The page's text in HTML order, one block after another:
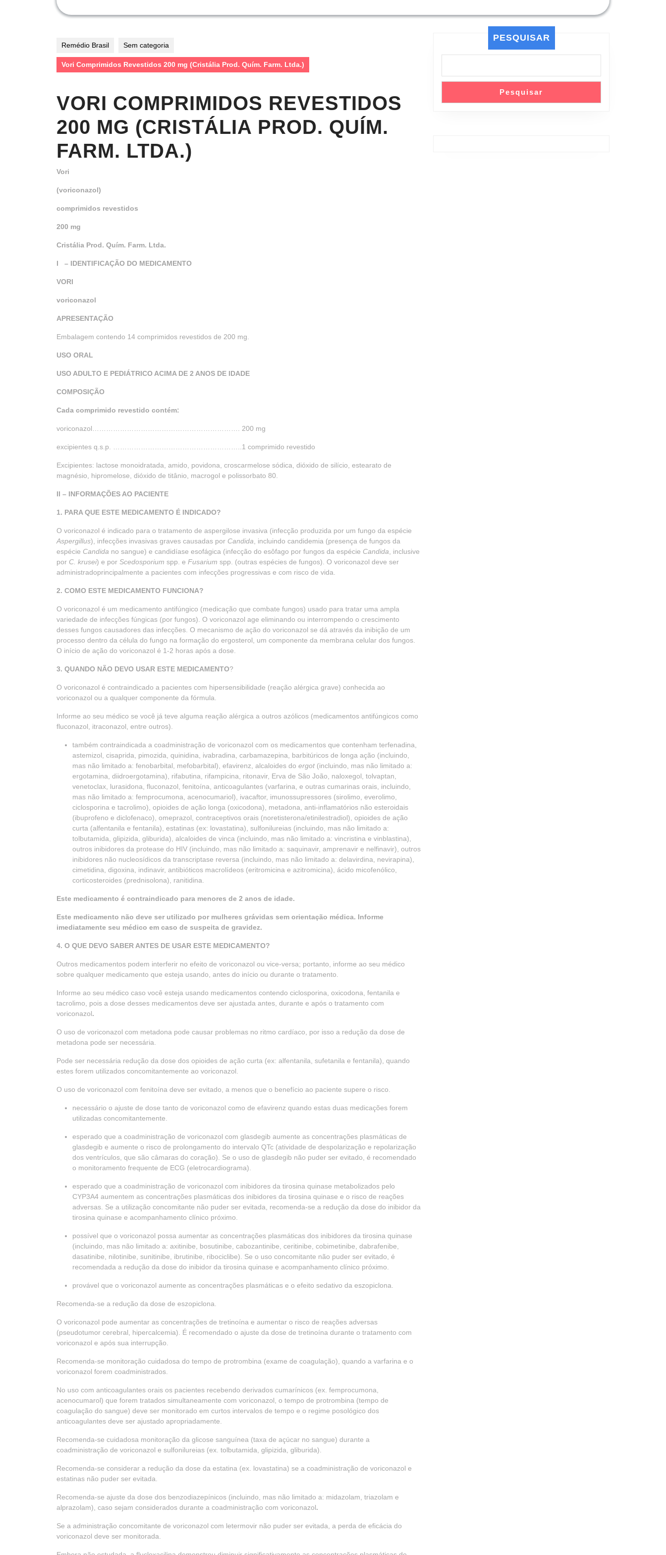
Remédio Brasil Sem categoria
Vori Comprimidos Revestidos 200 mg (Cristália Prod. Quím. Farm. Ltda.)
VORI COMPRIMIDOS REVESTIDOS
200 MG (CRISTÁLIA PROD. QUÍM.
FARM. LTDA.)
Vori
(voriconazol)
comprimidos revestidos
200 mg
Cristália Prod. Quím. Farm. Ltda.
I – IDENTIFICAÇÃO DO MEDICAMENTO
VORI
voriconazol
APRESENTAÇÃO
Embalagem contendo 14 comprimidos revestidos de 200 mg.
USO ORAL
USO ADULTO E PEDIÁTRICO ACIMA DE 2 ANOS DE IDADE
COMPOSIÇÃO
Cada comprimido revestido contém:
voriconazol………………………………………………………. 200 mg
excipientes q.s.p. ………………………………………………..1 comprimido revestido
Excipientes: lactose monoidratada, amido, povidona, croscarmelose sódica, dióxido de silício, estearato de
magnésio, hipromelose, dióxido de titânio, macrogol e polissorbato 80.
II – INFORMAÇÕES AO PACIENTE
1. PARA QUE ESTE MEDICAMENTO É INDICADO?
O voriconazol é indicado para o tratamento de aspergilose invasiva (infecção produzida por um fungo da espécie
Aspergillus), infecções invasivas graves causadas por Candida , incluindo candidemia (presença de fungos da
espécie Candida no sangue) e candidíase esofágica (infecção do esôfago por fungos da espécie Candida , inclusive
por C. krusei) e por Scedosporium spp. e Fusarium spp. (outras espécies de fungos). O voriconazol deve ser
administradoprincipalmente a pacientes com infecções progressivas e com risco de vida.
2. COMO ESTE MEDICAMENTO FUNCIONA?
O voriconazol é um medicamento antifúngico (medicação que combate fungos) usado para tratar uma ampla
variedade de infecções fúngicas (por fungos). O voriconazol age eliminando ou interrompendo o crescimento
desses fungos causadores das infecções. O mecanismo de ação do voriconazol se dá através da inibição de um
processo dentro da célula do fungo na formação do ergosterol, um componente da membrana celular dos fungos.
O início de ação do voriconazol é 1-2 horas após a dose.
3. QUANDO NÃO DEVO USAR ESTE MEDICAMENTO?
O voriconazol é contraindicado a pacientes com hipersensibilidade (reação alérgica grave) conhecida ao
voriconazol ou a qualquer componente da fórmula.
Informe ao seu médico se você já teve alguma reação alérgica a outros azólicos (medicamentos antifúngicos como
fluconazol, itraconazol, entre outros).
também contraindicada a coadministração de voriconazol com os medicamentos que contenham terfenadina,
astemizol, cisaprida, pimozida, quinidina, ivabradina, carbamazepina, barbitúricos de longa ação (incluindo,
mas não limitado a: fenobarbital, mefobarbital), efavirenz, alcaloides do ergot (incluindo, mas não limitado a:
ergotamina, diidroergotamina), rifabutina, rifampicina, ritonavir, Erva de São João, naloxegol, tolvaptan,
venetoclax, lurasidona, fluconazol, fenitoína, anticoagulantes (varfarina, e outras cumarinas orais, incluindo,
mas não limitado a: femprocumona, acenocumariol), ivacaftor, imunossupressores (sirolimo, everolimo,
ciclosporina e tacrolimo), opioides de ação longa (oxicodona), metadona, anti-inflamatórios não esteroidais
(ibuprofeno e diclofenaco), omeprazol, contraceptivos orais (noretisterona/etinilestradiol), opioides de ação
curta (alfentanila e fentanila), estatinas (ex: lovastatina), sulfonilureias (incluindo, mas não limitado a:
tolbutamida, glipizida, gliburida), alcaloides de vinca (incluindo, mas não limitado a: vincristina e vinblastina),
outros inibidores da protease do HIV (incluindo, mas não limitado a: saquinavir, amprenavir e nelfinavir), outros
inibidores não nucleosídicos da transcriptase reversa (incluindo, mas não limitado a: delavirdina, nevirapina),
cimetidina, digoxina, indinavir, antibióticos macrolídeos (eritromicina e azitromicina), ácido micofenólico,
corticosteroides (prednisolona), ranitidina.
Este medicamento é contraindicado para menores de 2 anos de idade.
Este medicamento não deve ser utilizado por mulheres grávidas sem orientação médica. Informe
imediatamente seu médico em caso de suspeita de gravidez.
4. O QUE DEVO SABER ANTES DE USAR ESTE MEDICAMENTO?
Outros medicamentos podem interferir no efeito de voriconazol ou vice-versa; portanto, informe ao seu médico
sobre qualquer medicamento que esteja usando, antes do início ou durante o tratamento.
Informe ao seu médico caso você esteja usando medicamentos contendo ciclosporina, oxicodona, fentanila e
tacrolimo, pois a dose desses medicamentos deve ser ajustada antes, durante e após o tratamento com
voriconazol.
O uso de voriconazol com metadona pode causar problemas no ritmo cardíaco, por isso a redução da dose de
metadona pode ser necessária.
Pode ser necessária redução da dose dos opioides de ação curta (ex: alfentanila, sufetanila e fentanila), quando
estes forem utilizados concomitantemente ao voriconazol.
O uso de voriconazol com fenitoína deve ser evitado, a menos que o benefício ao paciente supere o risco.
necessário o ajuste de dose tanto de voriconazol como de efavirenz quando estas duas medicações forem
utilizadas concomitantemente.
esperado que a coadministração de voriconazol com glasdegib aumente as concentrações plasmáticas de
glasdegib e aumente o risco de prolongamento do intervalo QTc (atividade de despolarização e repolarização
dos ventrículos, que são câmaras do coração). Se o uso de glasdegib não puder ser evitado, é recomendado
o monitoramento frequente de ECG (eletrocardiograma).
esperado que a coadministração de voriconazol com inibidores da tirosina quinase metabolizados pelo
CYP3A4 aumentem as concentrações plasmáticas dos inibidores da tirosina quinase e o risco de reações
adversas. Se a utilização concomitante não puder ser evitada, recomenda-se a redução da dose do inibidor da
tirosina quinase e acompanhamento clínico próximo.
possível que o voriconazol possa aumentar as concentrações plasmáticas dos inibidores da tirosina quinase
(incluindo, mas não limitado a: axitinibe, bosutinibe, cabozantinibe, ceritinibe, cobimetinibe, dabrafenibe,
dasatinibe, nilotinibe, sunitinibe, ibrutinibe, ribociclibe). Se o uso concomitante não puder ser evitado, é
recomendada a redução da dose do inibidor da tirosina quinase e acompanhamento clínico próximo.
provável que o voriconazol aumente as concentrações plasmáticas e o efeito sedativo da eszopiclona.
Recomenda-se a redução da dose de eszopiclona.
O voriconazol pode aumentar as concentrações de tretinoína e aumentar o risco de reações adversas
(pseudotumor cerebral, hipercalcemia). É recomendado o ajuste da dose de tretinoína durante o tratamento com
voriconazol e após sua interrupção.
Recomenda-se monitoração cuidadosa do tempo de protrombina (exame de coagulação), quando a varfarina e o
voriconazol forem coadministrados.
No uso com anticoagulantes orais os pacientes recebendo derivados cumarínicos (ex. femprocumona,
acenocumarol) que forem tratados simultaneamente com voriconazol, o tempo de protrombina (tempo de
coagulação do sangue) deve ser monitorado em curtos intervalos de tempo e o regime posológico dos
anticoagulantes deve ser ajustado apropriadamente.
Recomenda-se cuidadosa monitoração da glicose sanguínea (taxa de açúcar no sangue) durante a
coadministração de voriconazol e sulfonilureias (ex. tolbutamida, glipizida, gliburida).
Recomenda-se considerar a redução da dose da estatina (ex. lovastatina) se a coadministração de voriconazol e
estatinas não puder ser evitada.
Recomenda-se ajuste da dose dos benzodiazepínicos (incluindo, mas não limitado a: midazolam, triazolam e
alprazolam), caso sejam considerados durante a coadministração com voriconazol.
Se a administração concomitante de voriconazol com letermovir não puder ser evitada, a perda de eficácia do
voriconazol deve ser monitorada.
PESQUISAR
Pesquisar